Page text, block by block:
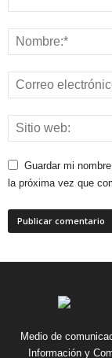
Guardar mi
la próxima vez que
Medio de
Información y